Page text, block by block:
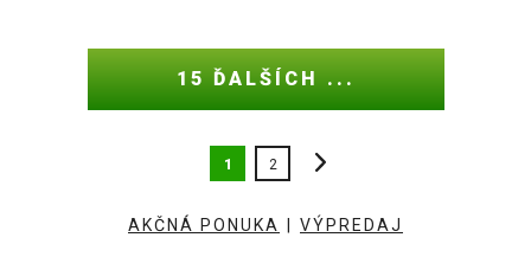
15 ĎALŠÍCH ...
1 2
AKČNÁ PONUKA VÝPREDAJ